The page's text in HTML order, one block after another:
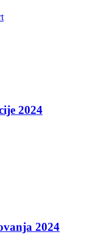
2024
2024